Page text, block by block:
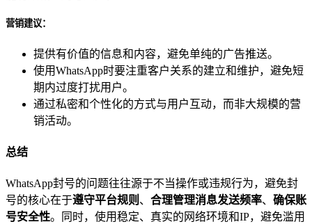
营销建议：
提供有价值的信息和内容，避免单纯的广告推送。
使用WhatsApp时要注重客户关系的建立和维护，避免短
期内过度打扰用户。
通过私密和个性化的方式与用户互动，而非大规模的营
销活动。
总结
WhatsApp封号的问题往往源于不当操作或违规行为，避免封
号的核心在于遵守平台规则 、 合理管理消息发送频率、 确保账
号安全性。同时，使用稳定、真实的网络环境和IP，避免滥用